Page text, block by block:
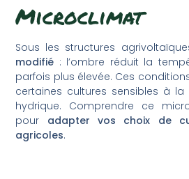
Microclimat
Sous les structures
modifié : l’ombre réduit la
parfois plus élevée. Ces
certaines cultures sensibles à
hydrique. Comprendre ce
pour adapter vos choix de
agricoles.